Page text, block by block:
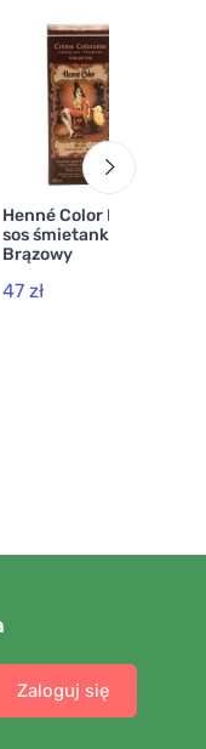
Henné Color Delikatny
sos śmietankowy 90 ml
Brązowy
47 zł
Zaloguj się